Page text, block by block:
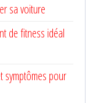
sa voiture
de fitness idéal
symptômes pour